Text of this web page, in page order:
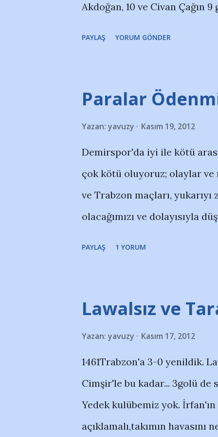
Akdoğan, 10 ve Civan Çağın
U15'ler Orhan Köziğ
U16'larımız grubu 5 puan
maçlarını kazanan
U17'lerimiz şu anda en kötü
gerisindeler. Son hafta
U18'lerimiz 2 puan farkla
PAYLAŞ YORUM GÖNDER
Paralar
Yazan: yavuzy Kasım 19, 2012
Demirspor'da iyi ile kötü
çok kötü oluyoruz; olaylar
ve Trabzon maçları, yukarıyı
olacağımızı ve dolayısıyla
sitelerinde, takımda
topçulara paralarını verin"
haklı olduğumuzu gördük.
takımlarla oynadık ve
sonraki fikstürümüz daha
dönüşmesi için "içeride"
PAYLAŞ 1 YORUM
Lawalsız ve
Yazan: yavuzy Kasım 17, 2012
1461Trabzon'a 3-0 yenildik.
Cimşir'le bu kadar... 3golü
Yedek kulübemiz yok.
açıklamalı,takımın havasını